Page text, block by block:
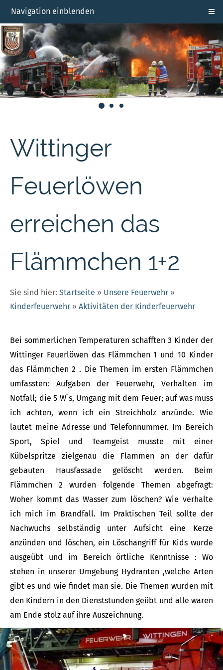
Navigation einblenden
Wittinger
Feuerlöwen
erreichen das
Flämmchen 1+2
Sie sind hier: Startseite » Unsere Feuerwehr »
Kinderfeuerwehr » Aktivitäten der Kinderfeuerwehr
Bei sommerlichen Temperaturen schafften 3 Kinder der
Wittinger Feuerlöwen das Flämmchen 1 und 10 Kinder
das Flämmchen 2 . Die Themen im ersten Flämmchen
umfassten: Aufgaben der Feuerwehr, Verhalten im
Notfall; die 5 W´s, Umgang mit dem Feuer; auf was muss
ich achten, wenn ich ein Streichholz anzünde. Wie
lautet meine Adresse und Telefonnummer. Im Bereich
Sport, Spiel und Teamgeist musste mit einer
Kübelspritze zielgenau die Flammen an der dafür
gebauten Hausfassade gelöscht werden. Beim
Flämmchen 2 wurden folgende Themen abgefragt:
Woher kommt das Wasser zum löschen? Wie verhalte
ich mich im Brandfall. Im Praktischen Teil sollte der
Nachwuchs selbständig unter Aufsicht eine Kerze
anzünden und löschen, ein Löschangriff für Kids wurde
ausgeübt und im Bereich örtliche Kenntnisse : Wo
stehen in unserer Umgebung Hydranten ,welche Arten
gibt es und wie findet man sie. Die Themen wurden mit
den Kindern in den Dienststunden geübt und alle waren
am Ende stolz auf ihre Auszeichnung.